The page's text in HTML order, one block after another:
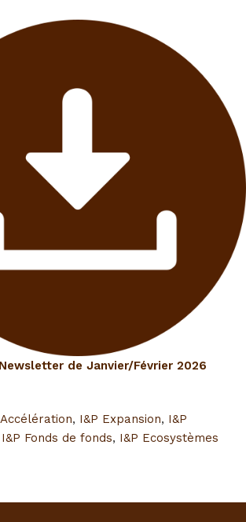
de Janvier/Février 2026
, I&P Expansion, I&P
I&P Fonds de fonds, I&P Ecosystèmes